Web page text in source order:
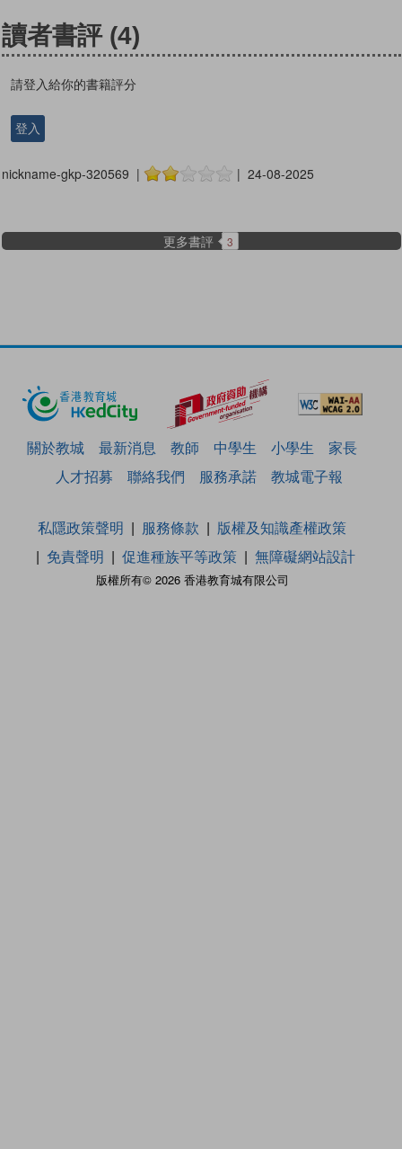
讀者書評 (4)
請登入給你的書籍評分
登入
nickname-gkp-320569 | | 24-08-2025
更多書評 3
關於教城 最新消息 教師 中學生 小學生
家長
人才招募
聯絡我們 服務承諾 教城電子報
版權所有© 2026 香港教育城有限公司
私隱政策聲明 服務條款
版權及知識產權政策
免責聲明
促進種族平等政策 無障礙網站設計